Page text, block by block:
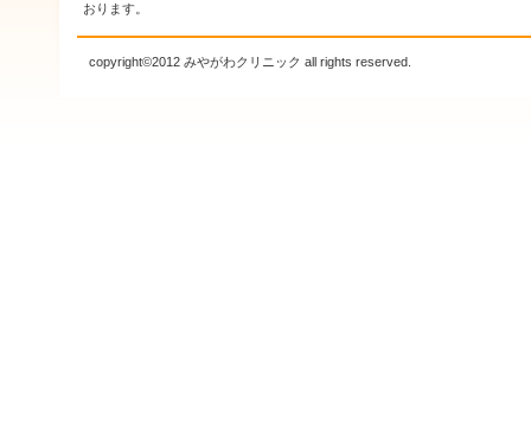
おります。
copyright©2012 みやがわクリニック all rights reserved.